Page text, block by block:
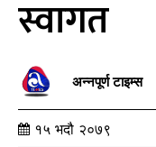
स्वागत
अन्नपूर्ण टाइम्स
१५ भदौ २०७९